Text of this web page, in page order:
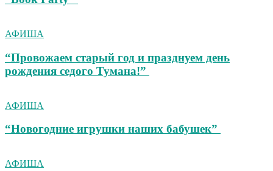
АФИША
“Провожаем старый год и празднуем день
рождения седого Тумана!”
АФИША
“Новогодние игрушки наших бабушек”
АФИША